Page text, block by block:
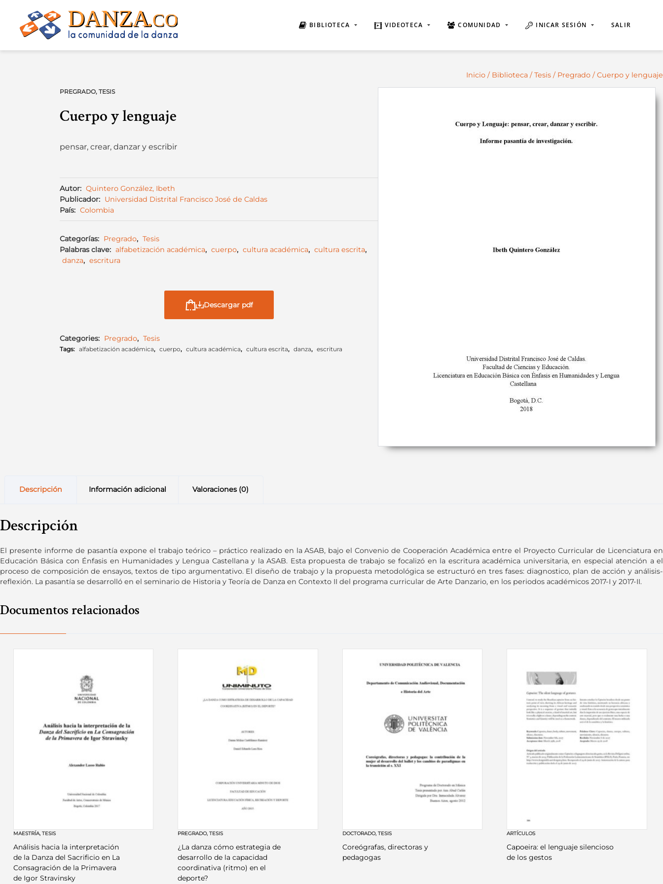
content
BIBLIOTECA VIDEOTECA COMUNIDAD INICAR SESIÓN SALIR
Inicio / Biblioteca /Tesis / Pregrado / Cuerpo y lenguaje
PREGRADO, TESIS
Cuerpo y lenguaje
pensar, crear, danzar y escribir
Autor: Quintero González, Ibeth
Publicador: Universidad Distrital Francisco José de Caldas
País: Colombia
Categorías: Pregrado, Tesis
Palabras clave: alfabetización académica, cuerpo, cultura académica, cultura escrita,
danza, escritura
Descargar pdf
Categories: Pregrado, Tesis
Tags: alfabetización académica, cuerpo, cultura académica, cultura escrita, danza, escritura
Descripción Información adicional Valoraciones (0)
Descripción
El presente informe de pasantía expone el trabajo teórico – práctico realizado en la ASAB, bajo el Convenio de Cooperación Académica entre el Proyecto Curricular de Licenciatura en
Educación Básica con Énfasis en Humanidades y Lengua Castellana y la ASAB. Esta propuesta de trabajo se focalizó en la escritura académica universitaria, en especial atención a el
proceso de composición de ensayos, textos de tipo argumentativo. El diseño de trabajo y la propuesta metodológica se estructuró en tres fases: diagnostico, plan de acción y análisis-
reflexión. La pasantía se desarrolló en el seminario de Historia y Teoría de Danza en Contexto II del programa curricular de Arte Danzario, en los periodos académicos 2017-I y 2017-II.
Documentos relacionados
MAESTRÍA, TESIS
Análisis hacia la interpretación
de la Danza del Sacrificio en La
Consagración de la Primavera
de Igor Stravinsky
PREGRADO,TESIS
¿La danza cómo estrategia de
desarrollo de la capacidad
coordinativa (ritmo) en el
deporte?
DOCTORADO, TESIS
Coreógrafas, directoras y
pedagogas
ARTÍCULOS
Capoeira: el lenguaje silencioso
de los gestos